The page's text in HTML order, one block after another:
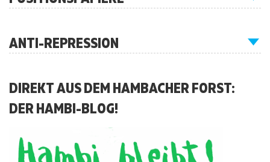
ANTI-REPRESSION
DIREKT AUS DEM HAMBACHER FORST:
DER HAMBI-BLOG!